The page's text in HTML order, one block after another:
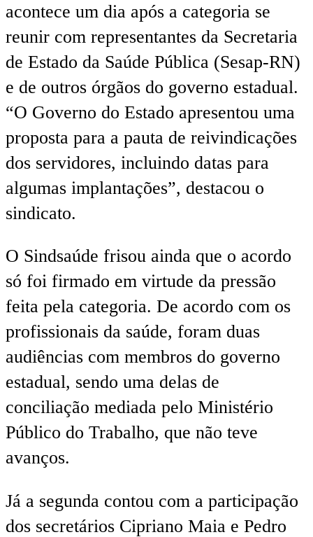
acontece um dia após a categoria se
reunir com representantes da Secretaria
de Estado da Saúde Pública (Sesap-RN)
e de outros órgãos do governo estadual.
“O Governo do Estado apresentou uma
proposta para a pauta de reivindicações
dos servidores, incluindo datas para
algumas implantações”, destacou o
sindicato.
O Sindsaúde frisou ainda que o acordo
só foi firmado em virtude da pressão
feita pela categoria. De acordo com os
profissionais da saúde, foram duas
audiências com membros do governo
estadual, sendo uma delas de
conciliação mediada pelo Ministério
Público do Trabalho, que não teve
avanços.
Já a segunda contou com a participação
dos secretários Cipriano Maia e Pedro